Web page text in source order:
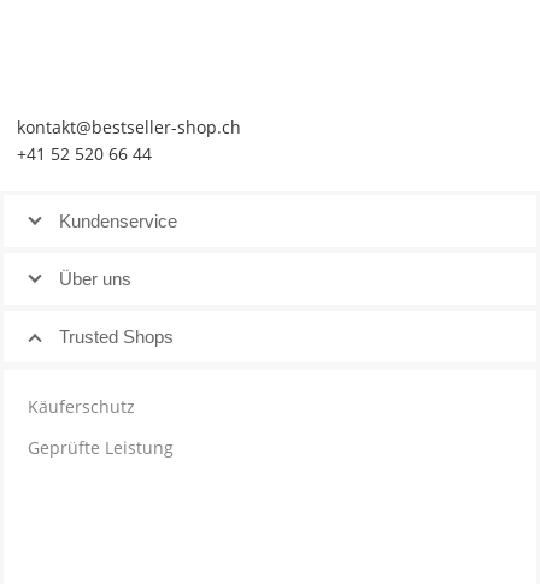
kontakt@bestseller-shop.ch
+41 52 520 66 44
Kundenservice
Über uns
Trusted Shops
Käuferschutz
Geprüfte Leistung